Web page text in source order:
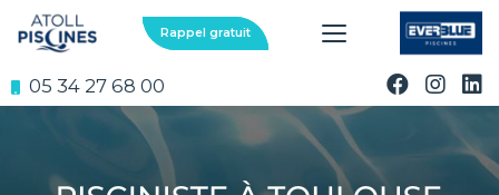
au
contenu
05 34 27 68 00
Rappel gratuit